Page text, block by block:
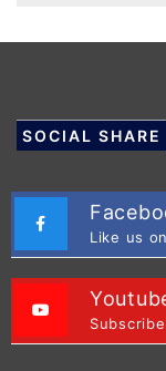
SOCIAL SHARE
Like us